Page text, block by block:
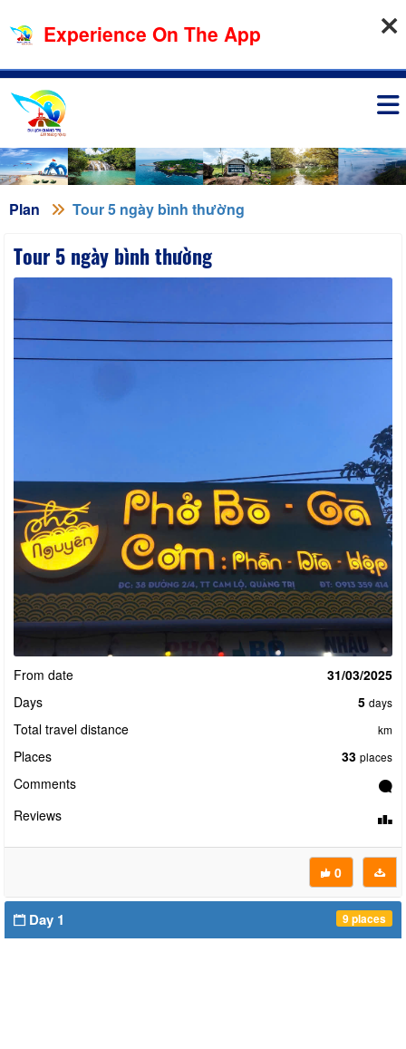
06-08-2026, 05:24:26
Plan Tour 5 ngày bình thường
Tour 5 ngày bình thường
From date
31/03/2025
Days
5 days
Total travel distance km
Places 33 places
Comments
Reviews
0
Day 1 9 places
Experience On The App